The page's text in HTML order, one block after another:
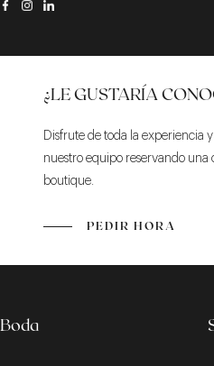
¿LE GUSTARÍA
Disfrute de toda la experiencia
nuestro equipo reservando una
boutique.
PEDIR HORA
Boda